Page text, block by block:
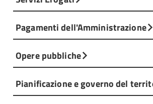
Pagamenti dell'Amministrazione
Opere pubbliche
Pianificazione e governo del